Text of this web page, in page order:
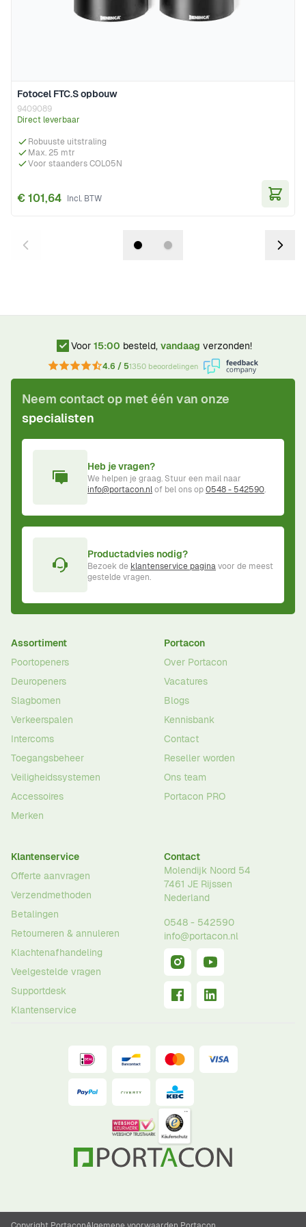
Fotocel FTC.S opbouw
9409089
Direct leverbaar
Robuuste uitstraling
Max. 25 mtr
Voor staanders COL05N
€ 101,64
Voor 15:00 besteld, vandaag verzonden!
4.6 / 51350 beoordelingen
Neem contact op met één van onze
specialisten
Heb je vragen?
We helpen je graag. Stuur een mail naar
info@portacon.nlof bel ons op0548 - 542590.
Productadvies nodig?
Bezoek de klantenservice paginavoor de meest
gestelde vragen.
Assortiment
Poortopeners
Deuropeners
Slagbomen
Verkeerspalen
Intercoms
Toegangsbeheer
Veiligheidssystemen
Accessoires
Merken
Portacon
Over Portacon
Vacatures
Blogs
Kennisbank
Contact
Reseller worden
Ons team
Portacon PRO
Klantenservice
Offerte aanvragen
Verzendmethoden
Betalingen
Retourneren & annuleren
Klachtenafhandeling
Veelgestelde vragen
Supportdesk
Klantenservice
Contact
Molendijk Noord 54
7461 JE Rijssen
Nederland
0548 - 542590
info@portacon.nl